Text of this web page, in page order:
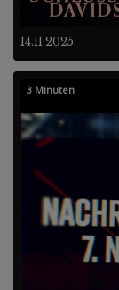
14.11.2025
3 Minuten